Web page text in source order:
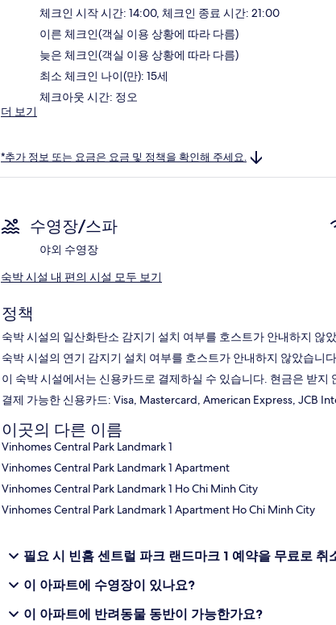
체크인 시작 시간: 14:00, 체크인 종료 시간: 21:00
이른 체크인(객실 이용 상황에 따라 다름)
늦은 체크인(객실 이용 상황에 따라 다름)
최소 체크인 나이(만): 15세
체크아웃 시간: 정오
더 보기
*추가 정보 또는 요금은 요금 및 정책을 확인해 주세요.
수영장/스파
야외 수영장
숙박 시설 내 편의 시설 모두 보기
정책
숙박 시설의 일산화탄소 감지기 설치 여부를 호스트가 안내하지 않
숙박 시설의 연기 감지기 설치 여부를 호스트가 안내하지 않았습니
이 숙박 시설에서는 신용카드로 결제하실 수 있습니다. 현금은 받지
결제 가능한 신용카드: Visa, Mastercard, American Express, JCB
이곳의 다른 이름
Vinhomes Central Park Landmark 1
Vinhomes Central Park Landmark 1 Apartment
Vinhomes Central Park Landmark 1 Ho Chi Minh City
Vinhomes Central Park Landmark 1 Apartment Ho Chi Minh City
필요 시 빈홈 센트럴 파크 랜드마크 1 예약을 무료로
이 아파트에 수영장이 있나요?
이 아파트에 반려동물 동반이 가능한가요?